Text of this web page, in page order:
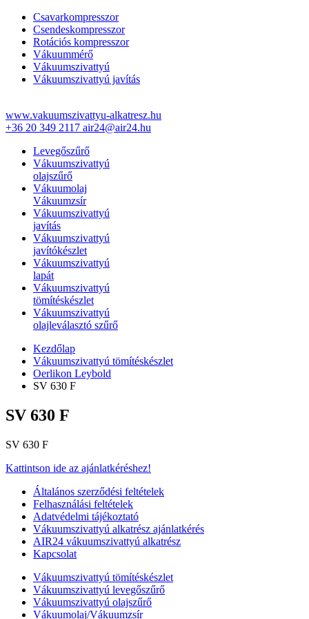
Csavarkompresszor
Csendeskompresszor
Rotációs kompresszor
Vákuummérő
Vákuumszivattyú
Vákuumszivattyú javítás
www.vakuumszivattyu-alkatresz.hu
+36 20 349 2117 air24@air24.hu
Levegőszűrő
Vákuumszivattyú
olajszűrő
Vákuumolaj
Vákuumzsír
Vákuumszivattyú
javítás
Vákuumszivattyú
javítókészlet
Vákuumszivattyú
lapát
Vákuumszivattyú
tömítéskészlet
Vákuumszivattyú
olajleválasztó szűrő
Kezdőlap
Vákuumszivattyú tömítéskészlet
Oerlikon Leybold
SV 630 F
SV 630 F
SV 630 F
Kattintson ide az ajánlatkéréshez!
Általános szerződési feltételek
Felhasználási feltételek
Adatvédelmi tájékoztató
Vákuumszivattyú alkatrész ajánlatkérés
AIR24 vákuumszivattyú alkatrész
Kapcsolat
Vákuumszivattyú tömítéskészlet
Vákuumszivattyú levegőszűrő
Vákuumszivattyú olajszűrő
Vákuumolaj/Vákuumzsír